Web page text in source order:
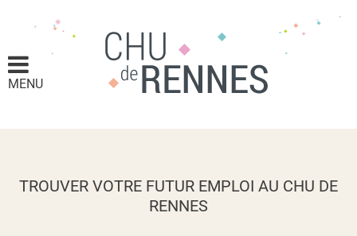
MENU
TROUVER VOTRE FUTUR EMPLOI AU CHU DE
RENNES